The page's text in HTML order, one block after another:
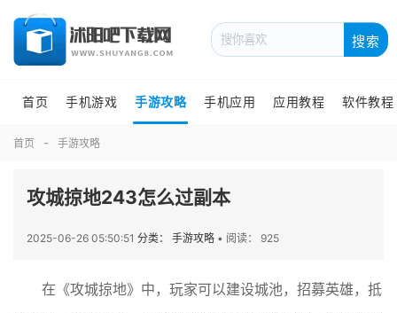
搜索
首页 手机游戏 手游攻略 手机应用 应用教程 软件教程
首页 手游攻略
攻城掠地243怎么过副本
2025-06-26 05:50:51 分类： 手游攻略 • 阅读： 925
在《攻城掠地》中，玩家可以建设城池，招募英雄，抵